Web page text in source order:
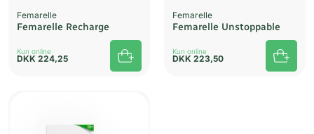
Femarelle
Femarelle Recharge
Kun online
DKK 224,25
Femarelle
Femarelle Unstoppable
Kun online
DKK 223,50